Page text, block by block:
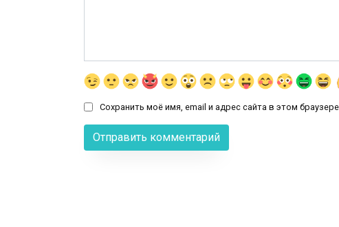
Сохранить моё имя, email и адрес сайта в этом